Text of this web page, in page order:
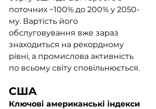
поточних ~100% до 200% у 2050-
му. Вартість його
обслуговування вже зараз
знаходиться на рекордному
рівні, а промислова активність
по всьому світу сповільнюється.
США
Ключові американські індекси